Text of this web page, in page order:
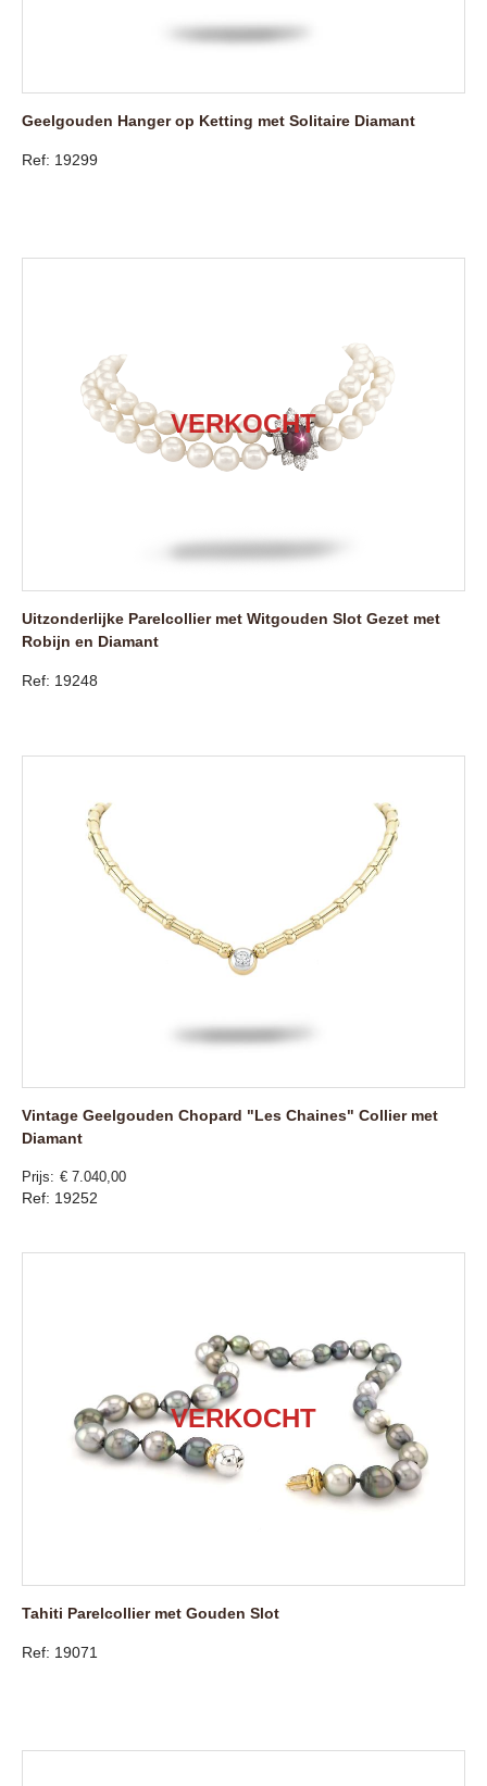
Geelgouden Hanger op Ketting met Solitaire Diamant
Ref: 19299
Uitzonderlijke Parelcollier met Witgouden Slot Gezet met
Robijn en Diamant
Ref: 19248
Vintage Geelgouden Chopard "Les Chaines" Collier met
Diamant
Prijs € 7.040,00
Ref: 19252
Tahiti Parelcollier met Gouden Slot
Ref: 19071